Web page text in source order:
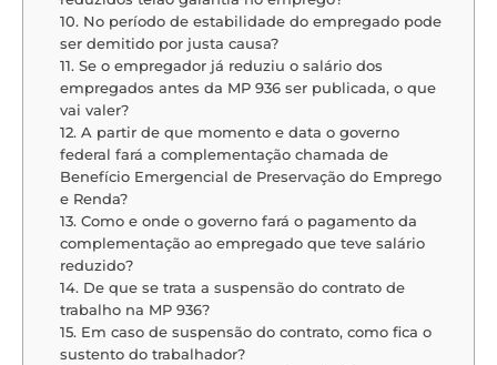
10. No período de estabilidade do empregado pode
ser demitido por justa causa?
11. Se o empregador já reduziu o salário dos
empregados antes da MP 936 ser publicada, o que
vai valer?
12. A partir de que momento e data o governo
federal fará a complementação chamada de
Benefício Emergencial de Preservação do Emprego
e Renda?
13. Como e onde o governo fará o pagamento da
complementação ao empregado que teve salário
reduzido?
14. De que se trata a suspensão do contrato de
trabalho na MP 936?
15. Em caso de suspensão do contrato, como fica o
sustento do trabalhador?